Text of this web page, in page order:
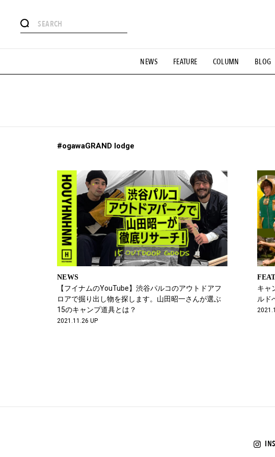
NEWS FEATURE COLUMN BLOG
#憧れの逸品 #ESSENTIAL DESIGNS #古着
#GH 銘品の所以 #フイナムのYouTube #Commune H #FOCUS IT
#ogawaGRAND lodge
NEWS
【フイナムのYouTube】渋谷パルコのアウトドアフ
ロアで掘り出し物を探します。山田昭一さんが選ぶ
15のキャンプ道具とは？
2021.11.26 UP
キャ
ルド